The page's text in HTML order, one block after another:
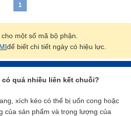
1
một số mã bộ phận.
để biết chi tiết ngày có hiệu lực.
quá nhiều liên kết chuỗi?
xích kéo có thể bị uốn cong hoặc
của sản phẩm và trọng lượng của